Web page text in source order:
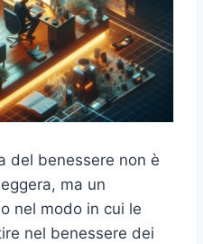
del benessere non è
ma un
nel modo in cui le
nel benessere dei